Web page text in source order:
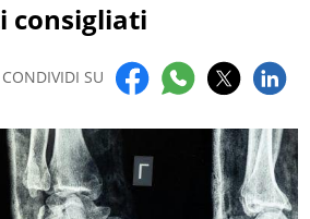
consigliati
CONDIVIDI SU